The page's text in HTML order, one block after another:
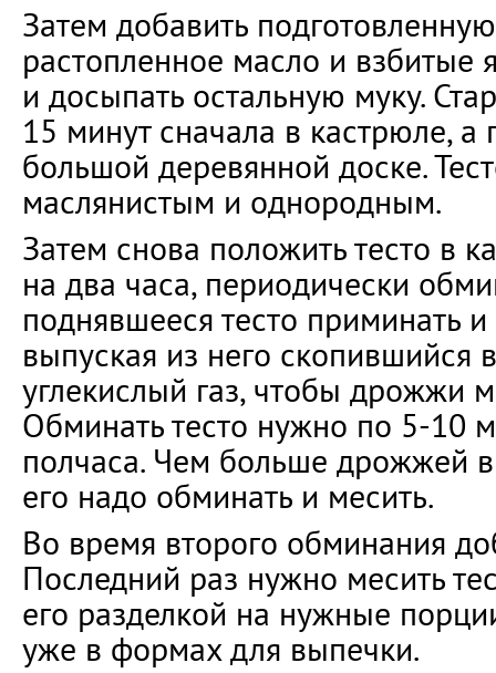
Затем добавить
растопленное масло и взбитые
и досыпать остальную муку.
15 минут сначала в кастрюле, а
большой деревянной доске.
маслянистым и однородным.
Затем снова положить тесто в
на два часа, периодически
поднявшееся тесто приминать
выпуская из него скопившийся
углекислый газ, чтобы дрожжи
Обминать тесто нужно по 5-10
полчаса. Чем больше дрожжей
его надо обминать и месить.
Во время второго обминания
Последний раз нужно месить
его разделкой на нужные
уже в формах для выпечки.